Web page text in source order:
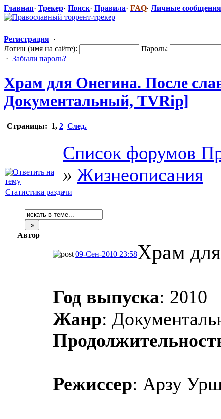
Главная· Трекер· Поиск· Правила· FAQ· Личные сообщения
Регистрация ·
Логин (имя на сайте):
Пароль:
· Забыли пароль?
Храм для Онегина. После
Документальн​ый, TVRip]
Страницы: 1, 2 След.
Список форумов
» Жизнеописания
Статистика раздачи
Автор
09-Сен-2010 23:58Храм
Год выпуска: 2010
Жанр:
Режиссер: Арзу